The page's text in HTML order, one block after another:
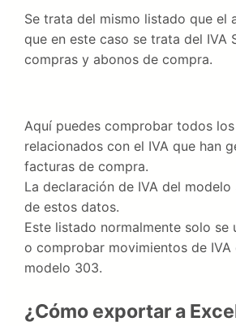
Se trata del mismo listado que el
que en este caso se trata del IVA
compras y abonos de compra.
Aquí puedes comprobar todos
relacionados con el IVA que han
facturas de compra.
La declaración de IVA del
de estos datos.
Este listado normalmente solo se
o comprobar movimientos de
modelo 303.
¿Cómo exportar a